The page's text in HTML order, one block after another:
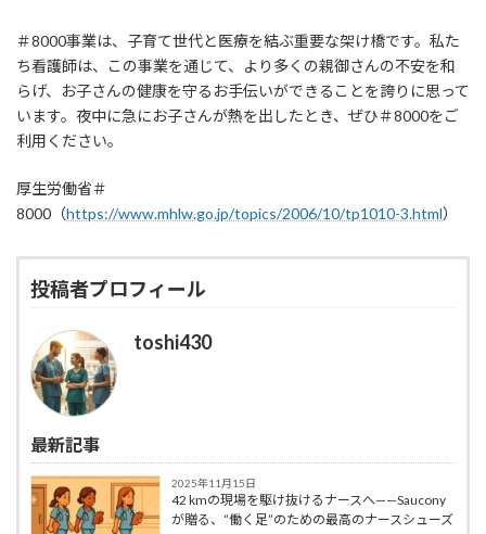
＃8000事業は、子育て世代と医療を結ぶ重要な架け橋です。私た
ち看護師は、この事業を通じて、より多くの親御さんの不安を和
らげ、お子さんの健康を守るお手伝いができることを誇りに思って
います。夜中に急にお子さんが熱を出したとき、ぜひ＃8000をご
利用ください。
厚生労働省＃
8000（https://www.mhlw.go.jp/topics/2006/10/tp1010-3.html）
投稿者プロフィール
toshi430
最新記事
2025年11月15日
42 kmの現場を駆け抜けるナースへ——Saucony
が贈る、“働く足”のための最高のナースシューズ